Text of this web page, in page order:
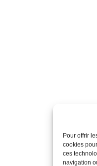
Pour offrir
cookies
ces
navigation